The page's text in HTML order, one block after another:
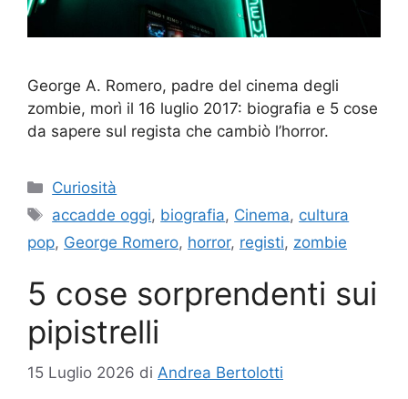
George A. Romero, padre del cinema degli
zombie, morì il 16 luglio 2017: biografia e 5 cose
da sapere sul regista che cambiò l’horror.
Categorie
Curiosità
Tag
accadde oggi, biografia, Cinema, cultura
pop, George Romero, horror, registi, zombie
5 cose sorprendenti sui
pipistrelli
15 Luglio 2026 di Andrea Bertolotti